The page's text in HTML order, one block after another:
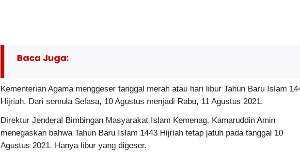
Baca Juga:
Kementerian Agama menggeser tanggal merah atau hari libur Tahun Baru Islam
Hijriah. Dari semula Selasa, 10 Agustus menjadi Rabu, 11 Agustus 2021.
Direktur Jenderal Bimbingan Masyarakat Islam Kemenag, Kamaruddin Amin
menegaskan bahwa Tahun Baru Islam 1443 Hijriah tetap jatuh pada tanggal 10
Agustus 2021. Hanya libur yang digeser.